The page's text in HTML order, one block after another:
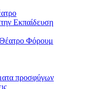
Εκπαίδευση
Φόρουμ
προσφύγων